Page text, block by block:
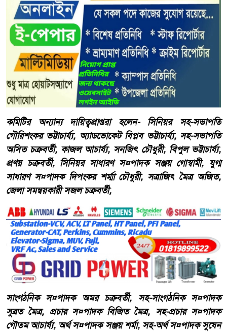
কমিটির অন্যান্য দায়িত্বপ্রাপ্তরা হলেন- সিনিয়র সহ-সভাপতি
গৌরিশংকর ভট্টাচার্য্য, অ্যাডভোকেট বিপ্লব ভট্টাচার্য্য, সহ-সভাপতি
অসিত চক্রবর্তী, কাজল আচার্য্য, সনজিৎ চৌধুরী, বিপুল ভট্টাচার্য্য,
প্রণয় চক্রবর্তী, সিনিয়র সাধারণ স¤পাদক সঞ্জয় গোস্বামী, যুগ্ম
সাধারণ স¤পাদক দিপংকর শর্ম্মা চৌধুরী, সত্রাজিৎ মৈত্র অজিত,
জেলা সমন্বয়কারী সজল চক্রবর্তী,
সাংগঠনিক স¤পাদক অমর চক্রবর্তী, সহ-সাংগঠনিক স¤পাদক
সুব্রত মৈত্র, প্রচার স¤পাদক বিজিত মৈত্র, সহ-প্রচার স¤পাদক
গৌতম আচার্য্য, অর্থ স¤পাদক সঞ্জয় শর্মা, সহ-অর্থ স¤পাদক সুষেন